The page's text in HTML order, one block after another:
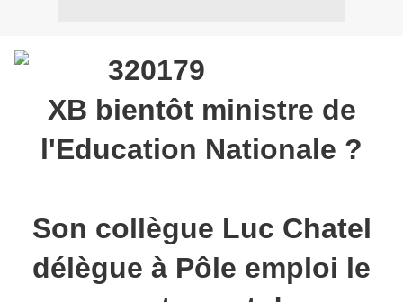
XB bientôt ministre de
l'Education Nationale ?
Son collègue Luc Chatel
délègue à Pôle emploi le